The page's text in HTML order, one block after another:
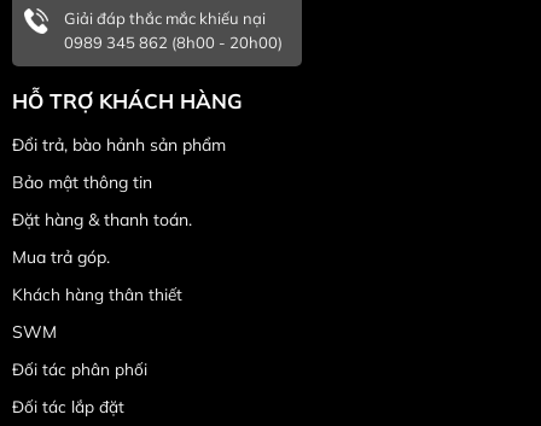
Giải đáp thắc mắc khiếu nại
0989 345 862 (8h00 - 20h00)
HỖ TRỢ KHÁCH HÀNG
Đổi trả, bào hảnh sản phẩm
Bảo mật thông tin
Đặt hàng & thanh toán.
Mua trả góp.
Khách hàng thân thiết
SWM
Đối tác phân phối
Đối tác lắp đặt